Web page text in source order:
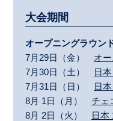
大会期間
オープニングラウン
7月29日（金） オ
7月30日（土）
日
7月31日（日）
日
8月 1日（月） チェ
8月 2日（火）
日本